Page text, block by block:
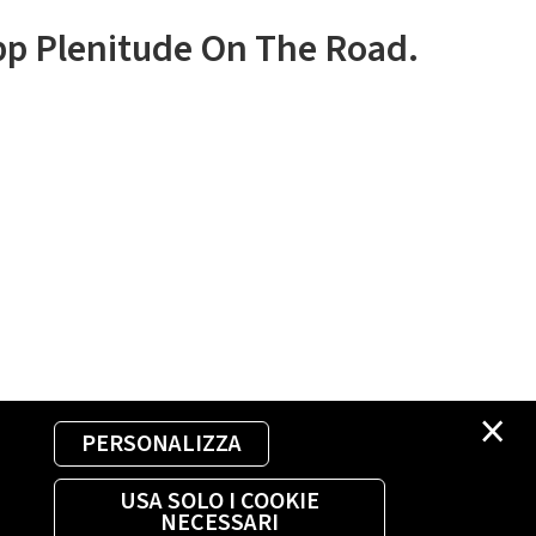
×
PERSONALIZZA
USA SOLO I COOKIE
NECESSARI
Plenitude On The Road.